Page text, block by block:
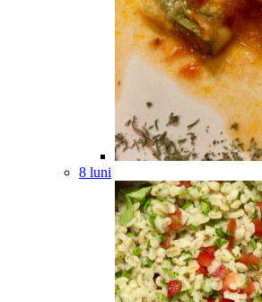
8 luni